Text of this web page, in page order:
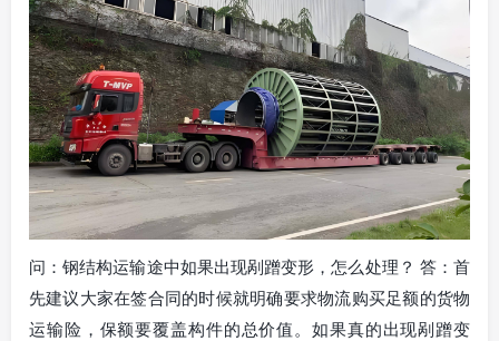
问：钢结构运输途中如果出现剐蹭变形，怎么处理？ 答：首
先建议大家在签合同的时候就明确要求物流购买足额的货物
运输险，保额要覆盖构件的总价值。如果真的出现剐蹭变